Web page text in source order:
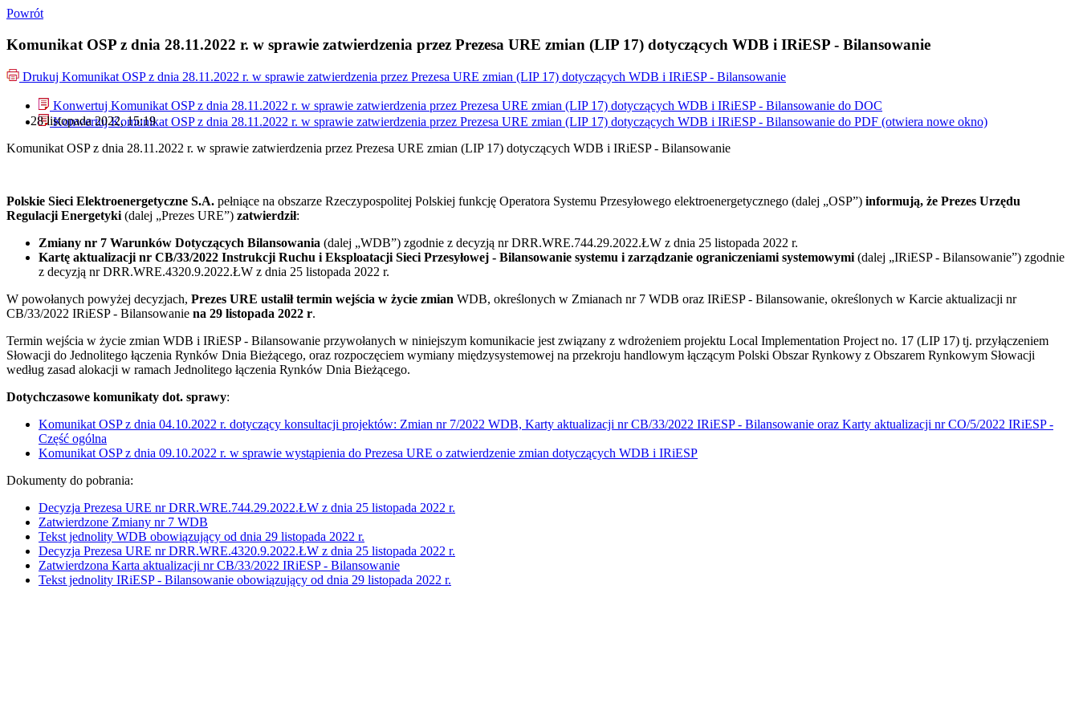
Powrót
Komunikat OSP z dnia 28.11.2022 r. w sprawie zatwierdzenia przez Prezesa URE zmian (LIP 17) dotyczących WDB i IRiESP - Bilansowanie
Drukuj Komunikat OSP z dnia 28.11.2022 r. w sprawie zatwierdzenia przez Prezesa URE zmian (LIP 17) dotyczących WDB i IRiESP - Bilansowanie
Konwertuj Komunikat OSP z dnia 28.11.2022 r. w sprawie zatwierdzenia przez Prezesa URE zmian (LIP 17) dotyczących WDB i IRiESP - Bilansowanie do DOC
Konwertuj Komunikat OSP z dnia 28.11.2022 r. w sprawie zatwierdzenia przez Prezesa URE zmian (LIP 17) dotyczących WDB i IRiESP - Bilansowanie do PDF (otwiera nowe okno)
28 listopada 2022, 15:19
Komunikat OSP z dnia 28.11.2022 r. w sprawie zatwierdzenia przez Prezesa URE zmian (LIP 17) dotyczących WDB i IRiESP - Bilansowanie
Polskie Sieci Elektroenergetyczne S.A. pełniące na obszarze Rzeczypospolitej Polskiej funkcję Operatora Systemu Przesyłowego elektroenergetycznego (dalej „OSP”) informują, że Prezes Urzędu
Regulacji Energetyki(dalej „Prezes URE”) zatwierdził:
Zmiany nr 7 Warunków Dotyczących Bilansowania (dalej „WDB”) zgodnie z decyzją nr DRR.WRE.744.29.2022.ŁW z dnia 25 listopada 2022 r.
Kartę aktualizacji nr CB/33/2022 Instrukcji Ruchu i Eksploatacji Sieci Przesyłowej - Bilansowanie systemu i zarządzanie ograniczeniami systemowymi(dalej „IRiESP - Bilansowanie”) zgodnie
z decyzją nr DRR.WRE.4320.9.2022.ŁW z dnia 25 listopada 2022 r.
W powołanych powyżej decyzjach, Prezes URE ustalił termin wejścia w życie zmian WDB, określonych w Zmianach nr 7 WDB oraz IRiESP - Bilansowanie, określonych w Karcie aktualizacji nr
CB/33/2022 IRiESP - Bilansowanie na 29 listopada 2022 r.
Termin wejścia w życie zmian WDB i IRiESP - Bilansowanie przywołanych w niniejszym komunikacie jest związany z wdrożeniem projektu Local Implementation Project no. 17 (LIP 17) tj. przyłączeniem
Słowacji do Jednolitego łączenia Rynków Dnia Bieżącego, oraz rozpoczęciem wymiany międzysystemowej na przekroju handlowym łączącym Polski Obszar Rynkowy z Obszarem Rynkowym Słowacji
według zasad alokacji w ramach Jednolitego łączenia Rynków Dnia Bieżącego.
Dotychczasowe komunikaty dot. sprawy:
Komunikat OSP z dnia 04.10.2022 r. dotyczący konsultacji projektów: Zmian nr 7/2022 WDB, Karty aktualizacji nr CB/33/2022 IRiESP - Bilansowanie oraz Karty aktualizacji nr CO/5/2022 IRiESP -
Część ogólna
Komunikat OSP z dnia 09.10.2022 r. w sprawie wystąpienia do Prezesa URE o zatwierdzenie zmian dotyczących WDB i IRiESP
Dokumenty do pobrania:
Decyzja Prezesa URE nr DRR.WRE.744.29.2022.ŁW z dnia 25 listopada 2022 r.
Zatwierdzone Zmiany nr 7 WDB
Tekst jednolity WDB obowiązujący od dnia 29 listopada 2022 r.
Decyzja Prezesa URE nr DRR.WRE.4320.9.2022.ŁW z dnia 25 listopada 2022 r.
Zatwierdzona Karta aktualizacji nr CB/33/2022 IRiESP - Bilansowanie
Tekst jednolity IRiESP - Bilansowanie obowiązujący od dnia 29 listopada 2022 r.